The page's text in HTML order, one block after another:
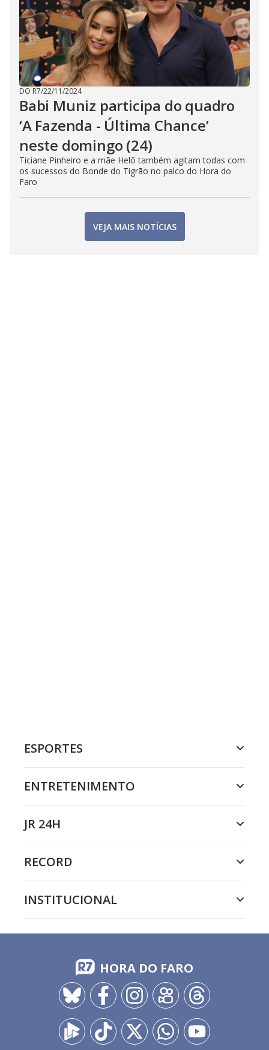
DO R7/22/11/2024
Babi Muniz participa do quadro
‘A Fazenda - Última Chance’
neste domingo (24)
Ticiane Pinheiro e a mãe Helô também agitam todas com
os sucessos do Bonde do Tigrão no palco do Hora do
Faro
VEJA MAIS NOTÍCIAS
ESPORTES
ENTRETENIMENTO
JR 24H
RECORD
INSTITUCIONAL
HORA DO FARO